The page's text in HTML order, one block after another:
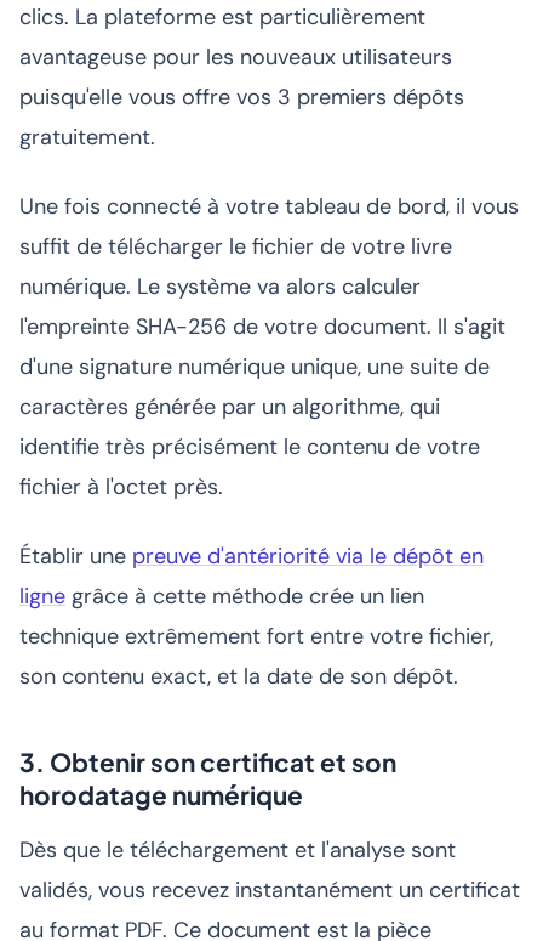
clics. La plateforme est particulièrement
avantageuse pour les nouveaux utilisateurs
puisqu'elle vous offre vos 3 premiers dépôts
gratuitement.
Une fois connecté à votre tableau de bord, il vous
suffit de télécharger le fichier de votre livre
numérique. Le système va alors calculer
l'empreinte SHA-256 de votre document. Il s'agit
d'une signature numérique unique, une suite de
caractères générée par un algorithme, qui
identifie très précisément le contenu de votre
fichier à l'octet près.
Établir une preuve d'antériorité via le dépôt en
ligne grâce à cette méthode crée un lien
technique extrêmement fort entre votre fichier,
son contenu exact, et la date de son dépôt.
3. Obtenir son certificat et son
horodatage numérique
Dès que le téléchargement et l'analyse sont
validés, vous recevez instantanément un certificat
au format PDF. Ce document est la pièce